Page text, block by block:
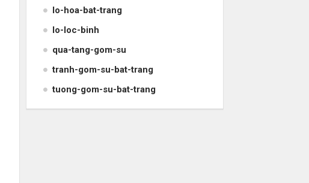
lo-hoa-bat-trang
lo-loc-binh
qua-tang-gom-su
tranh-gom-su-bat-trang
tuong-gom-su-bat-trang